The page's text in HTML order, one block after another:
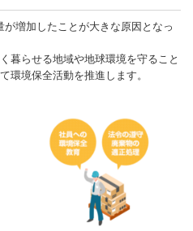
増加したことが大きな原因となっ
暮らせる地域や地球環境を守ること
環境保全活動を推進します。